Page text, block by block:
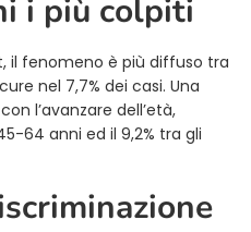
i più colpiti
il fenomeno è più diffuso tra
nel 7,7% dei casi. Una
l’avanzare dell’età,
64 anni ed il 9,2% tra gli